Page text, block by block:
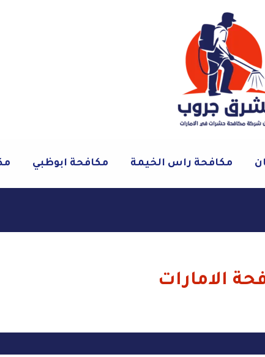
مكافحة راس الخيمة مكافحة ابوظبي
الامارات